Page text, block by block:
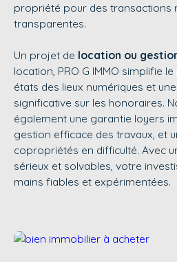
propriété pour des transactions
transparentes.
Un projet de location ou
location, PRO G IMMO simplifie
états des lieux numériques et
significative sur les honoraires.
également une garantie loyers
gestion efficace des travaux, et
copropriétés en difficulté. Avec
sérieux et solvables, votre
mains fiables et expérimentées.